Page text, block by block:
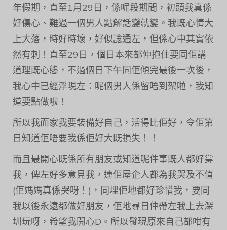
年假期，直至1月29日，係呢段期間，初頭我真係
好傷心、難過一個男人點解話變就變。我既心情大
上大落，時好時壞，好似諗通左，但係心中其實依
然有刺！直至29日，個日本來都仲抱住要同佢講
道理既心態，不過個日下午同佢傾完最後一次後，
我心中已經浮現左：呢個男人係留唔到架啦，我知
道要點做啦！
所以我而家我要裝備好自己，活得比佢好，令佢第
日知道佢唔要我係佢好大既損失！！
而且最開心既係所有朋友或知道呢件事既人都好牚
我，俾左好多意見我，連佢屋企人都為我哭及不值
(佢媽媽真係哭呀！)，同埋佢地都好珍惜我，要同
我以後永遠都做好朋友，佢地尋日仲帶左我上去深
圳玩呀，希望我開心D。所以發現原來自己都咁有